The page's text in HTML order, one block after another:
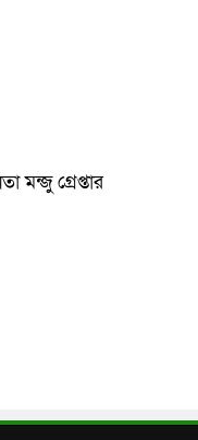
মন্জু গ্রেপ্তার